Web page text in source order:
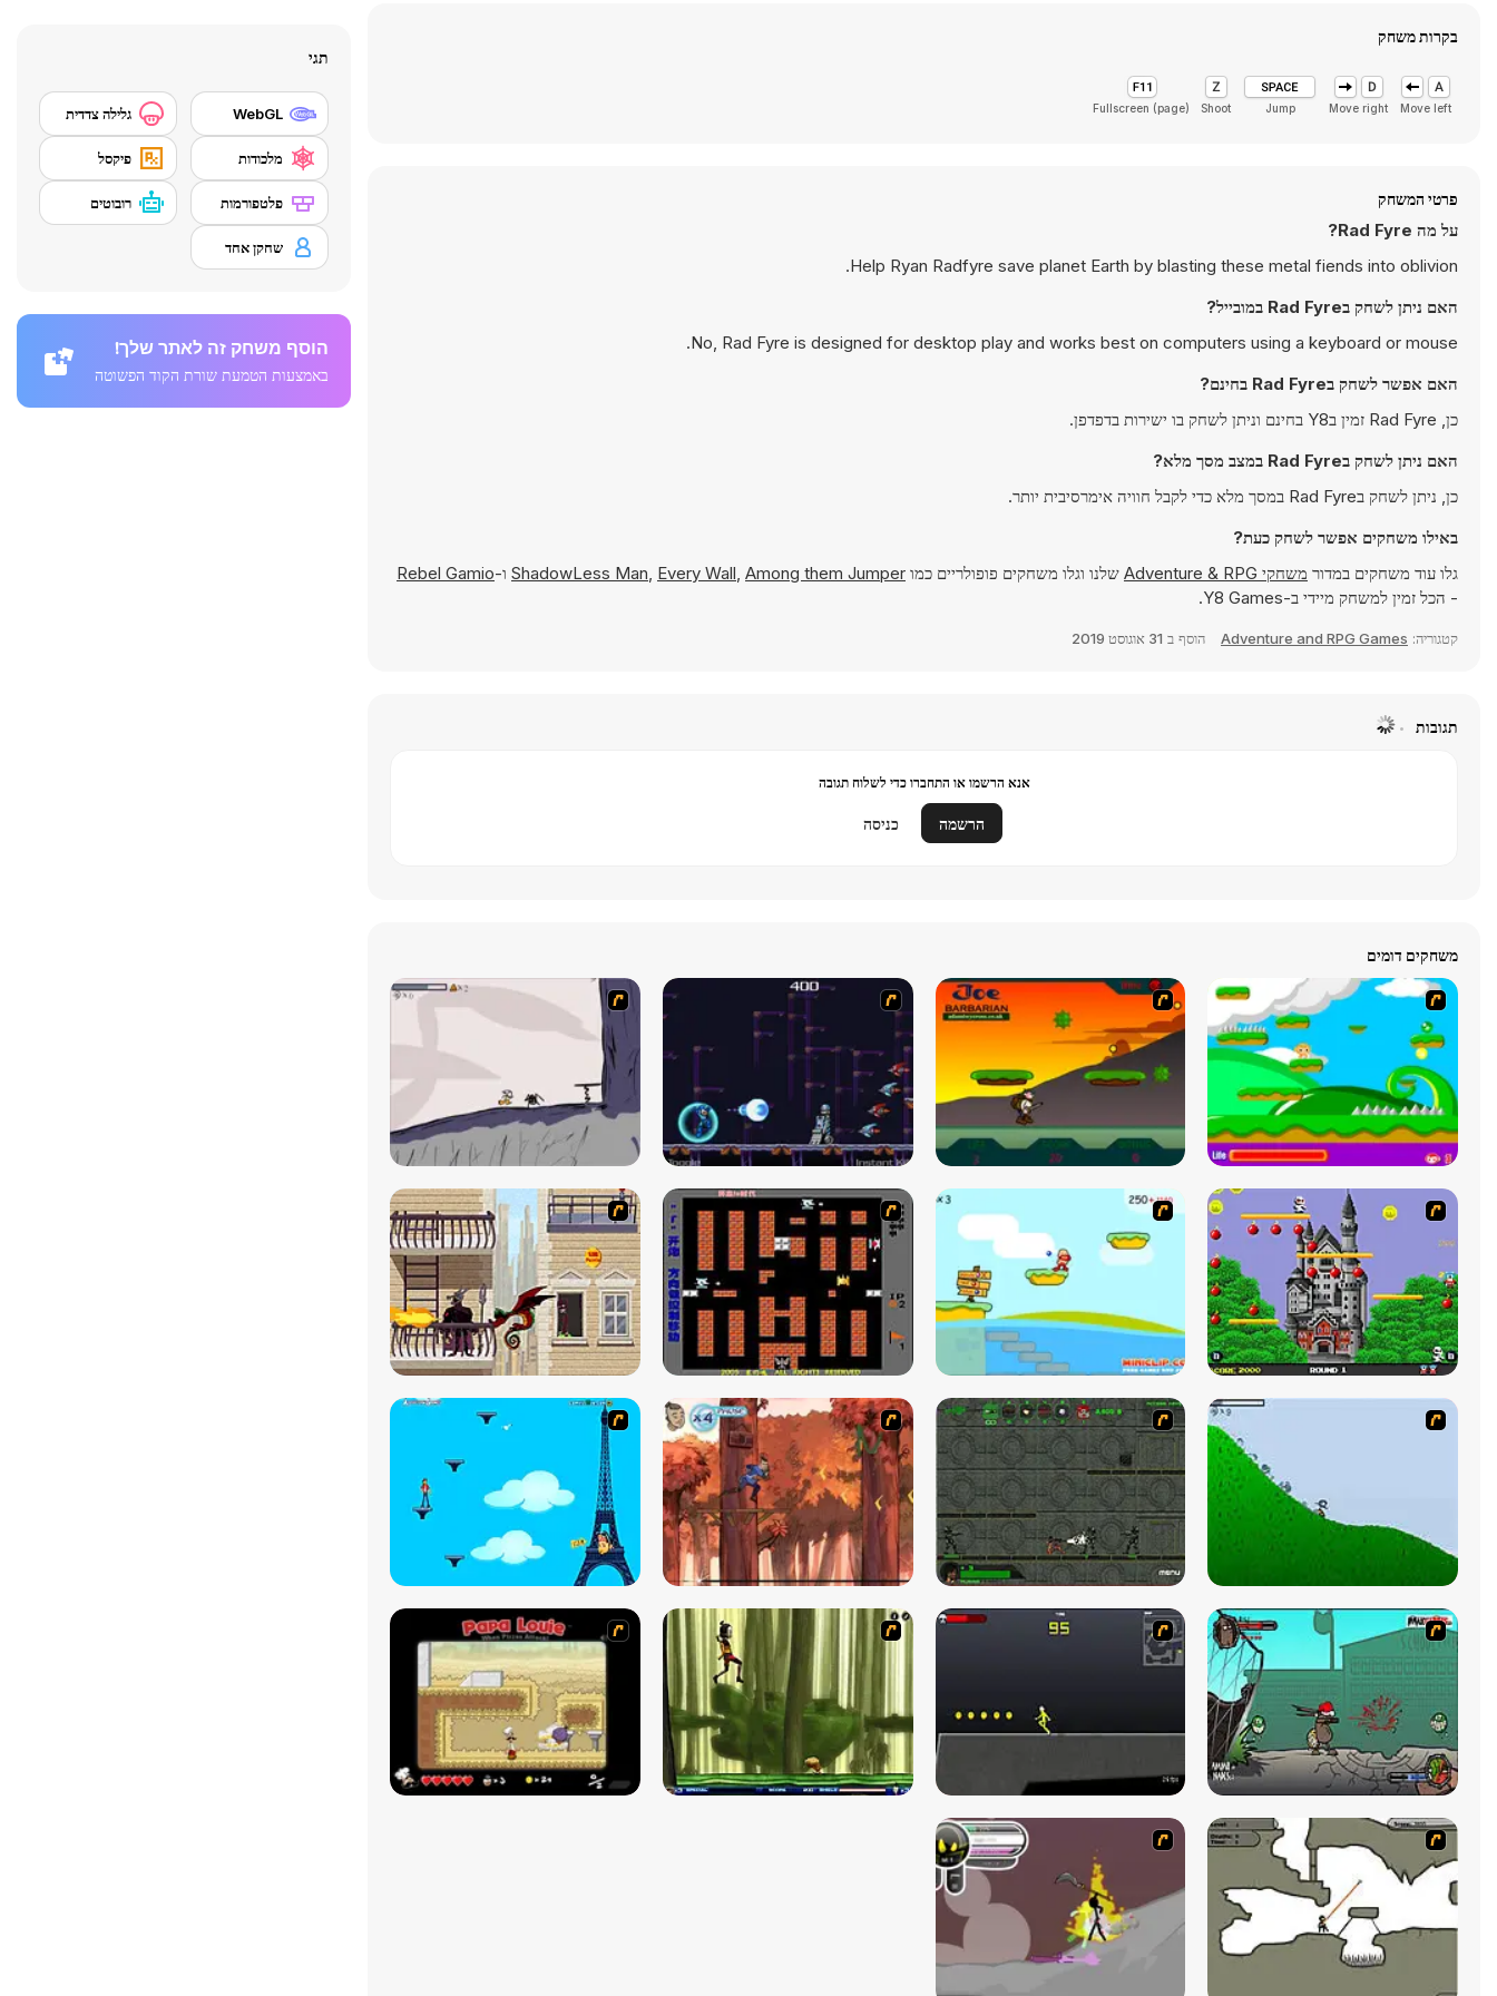
בקרות משחק
Move left
Move right
Jump
Shoot
Fullscreen (page)
פרטי המשחק
על מה Rad Fyre?
Help Ryan Radfyre save planet Earth by blasting these metal fiends into oblivion.
האם ניתן לשחק בRad Fyre במובייל?
No, Rad Fyre is designed for desktop play and works best on computers using a keyboard or mouse.
האם אפשר לשחק בRad Fyre בחינם?
כן, Rad Fyre זמין בY8 בחינם וניתן לשחק בו ישירות בדפדפן.
האם ניתן לשחק בRad Fyre במצב מסך מלא?
כן, ניתן לשחק בRad Fyre במסך מלא כדי לקבל חוויה אימרסיבית יותר.
באילו משחקים אפשר לשחק כעת?
גלו עוד משחקים במדור משחקי Adventure & RPG שלנו וגלו משחקים פופולריים כמו ShadowLess Man, Every Wall, Among them Jumper ו-Rebel Gamio
- הכל זמין למשחק מיידי ב-Y8 Games.
קטגוריה: Adventure and RPG Games הוסף ב 31 אוגוסט 2019
תגובות
אנא הרשמו או התחברו כדי לשלוח תגובה
הרשמה כניסה
משחקים דומים
תגי
WebGL גלילה צדדית
מלכודות פיקסל
פלטפורמות רובוטים
שחקן אחד
הוסף משחק זה לאתר שלך!
באמצעות הטמעת שורת הקוד הפשוטה